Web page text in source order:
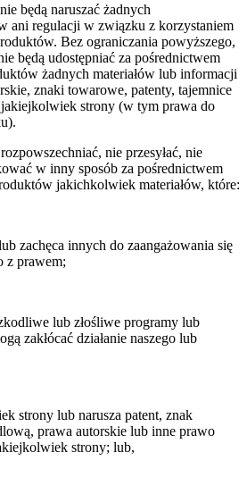
będą naruszać żadnych
ani regulacji w związku z korzystaniem
Bez ograniczania powyższego,
będą udostępniać za pośrednictwem
żadnych materiałów lub informacji
znaki towarowe, patenty, tajemnice
strony (w tym prawa do
nie przesyłać, nie
w inny sposób za pośrednictwem
jakichkolwiek materiałów, które:
zachęca innych do zaangażowania się
z prawem;
lub złośliwe programy lub
zakłócać działanie naszego lub
strony lub narusza patent, znak
prawa autorskie lub inne prawo
strony; lub,